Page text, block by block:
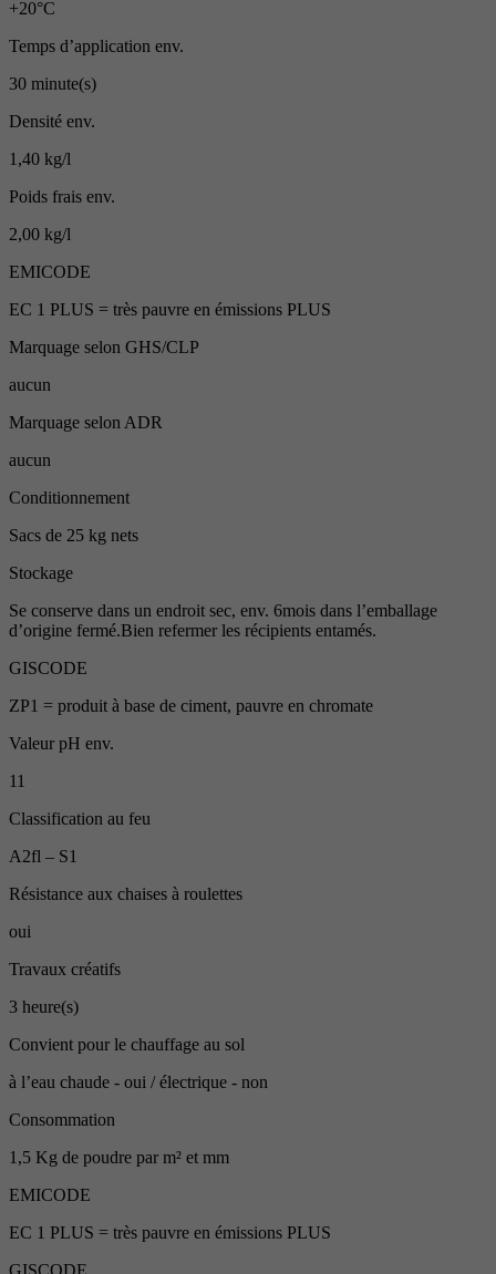
+20°C
Temps d’application env.
30 minute(s)
Densité env.
1,40 kg/l
Poids frais env.
2,00 kg/l
EMICODE
EC 1 PLUS = très pauvre en émissions PLUS
Marquage selon GHS/CLP
aucun
Marquage selon ADR
aucun
Conditionnement
Sacs de 25 kg nets
Stockage
Se conserve dans un endroit sec, env. 6mois dans l’emballage
d’origine fermé.Bien refermer les récipients entamés.
GISCODE
ZP1 = produit à base de ciment, pauvre en chromate
Valeur pH env.
11
Classification au feu
A2fl – S1
Résistance aux chaises à roulettes
oui
Travaux créatifs
3 heure(s)
Convient pour le chauffage au sol
à l’eau chaude - oui / électrique - non
Consommation
1,5 Kg de poudre par m² et mm
EMICODE
EC 1 PLUS = très pauvre en émissions PLUS
GISCODE